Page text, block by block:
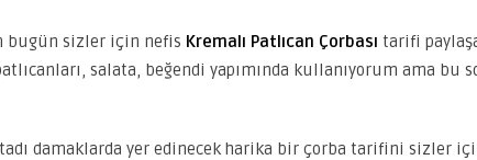
bugün sizler için nefis Kremalı Patlıcan Çorbası tarifi
salata, beğendi yapımında kullanıyorum ama bu
damaklarda yer edinecek harika bir çorba tarifini sizler